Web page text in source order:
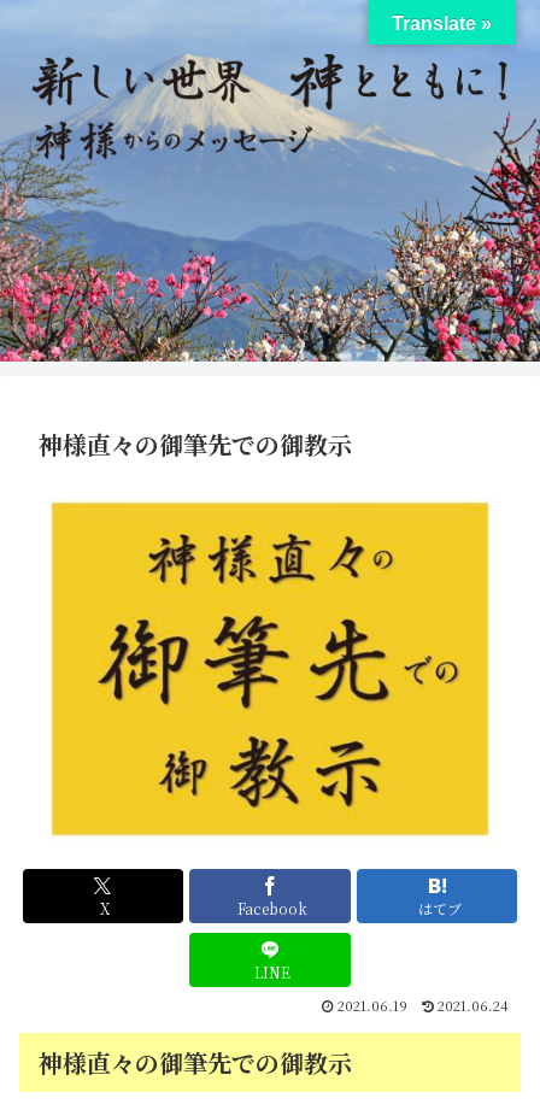
神様直々の御筆先での御教示
X Facebook はてブ
LINE
2021.06.19 2021.06.24
神様直々の御筆先での御教示
Translate »